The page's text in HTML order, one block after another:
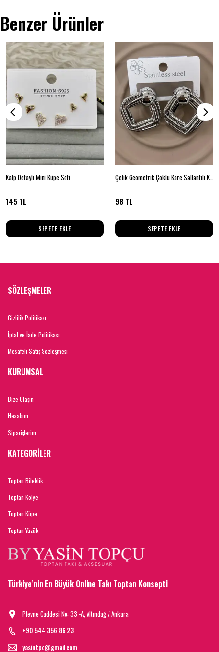
Benzer Ürünler
Kalp Detaylı Mini Küpe Seti
145 TL
SEPETE EKLE
Çelik Geometrik Çoklu Kare Sallantılı Küpe
98 TL
SEPETE EKLE
SÖZLEŞMELER
Gizlilik Politikası
İptal ve İade Politikası
Mesafeli Satış Sözleşmesi
KURUMSAL
Bize Ulaşın
Hesabım
Siparişlerim
KATEGORİLER
Toptan Bileklik
Toptan Kolye
Toptan Küpe
Toptan Yüzük
Türkiye'nin En Büyük Online Takı Toptan Konsepti
Plevne Caddesi No: 33 -A, Altındağ / Ankara
+90 544 356 86 23
yasintpc@gmail.com